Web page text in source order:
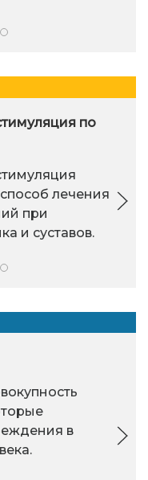
по
лечения
при
и суставов.
в